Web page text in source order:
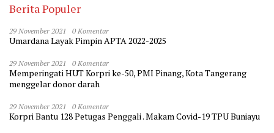
Berita Populer
29 November 2021 0 Komentar
Umardana Layak Pimpin APTA 2022-2025
29 November 2021 0 Komentar
Memperingati HUT Korpri ke-50, PMI Pinang, Kota Tangerang
menggelar donor darah
29 November 2021 0 Komentar
Korpri Bantu 128 Petugas Penggali . Makam Covid-19 TPU Buniayu